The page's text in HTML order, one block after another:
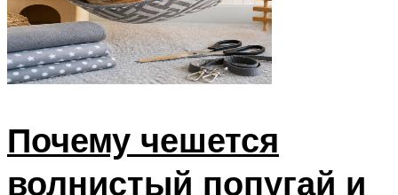
Почему чешется
волнистый попугай и